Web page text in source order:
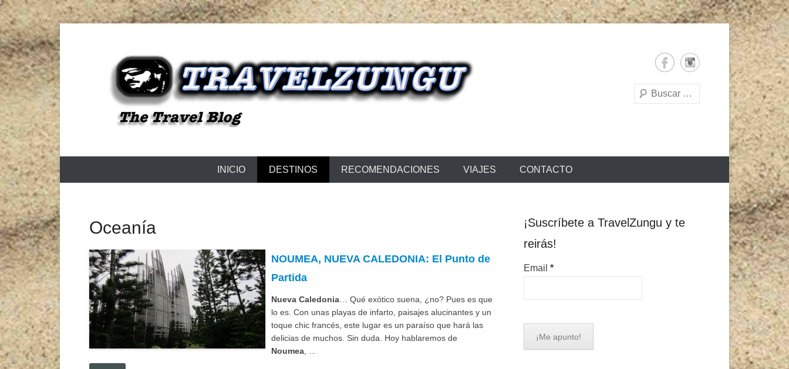
TRAVELZUNGU
Buscar
INICIO DESTINOS RECOMENDACIONES VIAJES CONTACTO
Oceanía
NOUMEA, NUEVA CALEDONIA: El Punto de
Partida
Nueva Caledonia … Qué exótico suena, ¿no? Pues es que
lo es. Con unas playas de infarto, paisajes alucinantes y un
toque chic francés, este lugar es un paraíso que hará las
delicias de muchos. Sin duda. Hoy hablaremos de
Noumea
¡Suscríbete a TravelZungu y te
reirás!
Email *